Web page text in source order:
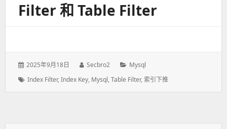
Filter 和 Table Filter
发
于：
2025年9月18日
作
Secbro2
分
Mysql
标
Index Filter,Index Key, Mysql,Table Filter,索引下推